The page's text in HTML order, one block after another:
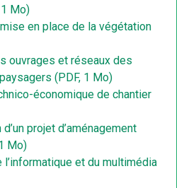
Mo)
en place de la végétation
ouvrages et réseaux des
(PDF, 1 Mo)
économique de chantier
projet d’aménagement
Mo)
et du multimédia